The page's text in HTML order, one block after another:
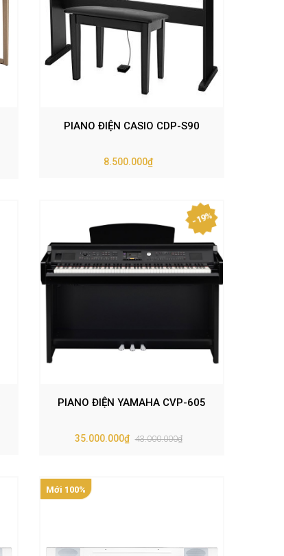
PIANO ĐIỆN CASIO CDP-S90
8.500.000₫
- 19%
PIANO ĐIỆN YAMAHA CVP-605
35.000.000₫ 43.000.000₫
Mới 100%